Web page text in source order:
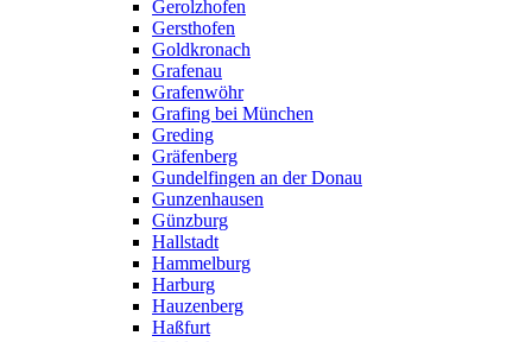
Gerolzhofen
Gersthofen
Goldkronach
Grafenau
Grafenwöhr
Grafing bei München
Greding
Gräfenberg
Gundelfingen an der Donau
Gunzenhausen
Günzburg
Hallstadt
Hammelburg
Harburg
Hauzenberg
Haßfurt